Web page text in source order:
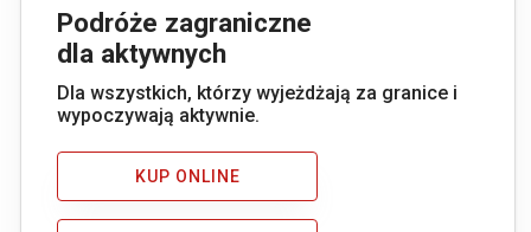
Podróże zagraniczne
dla aktywnych
Dla wszystkich, którzy wyjeżdżają za granice i
wypoczywają aktywnie.
KUP ONLINE